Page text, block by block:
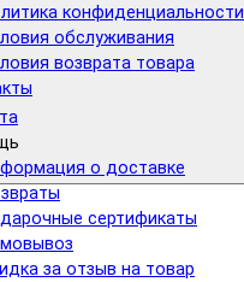
конфиденциальности
обслуживания
возврата товара
о доставке
сертификаты
за отзыв на товар